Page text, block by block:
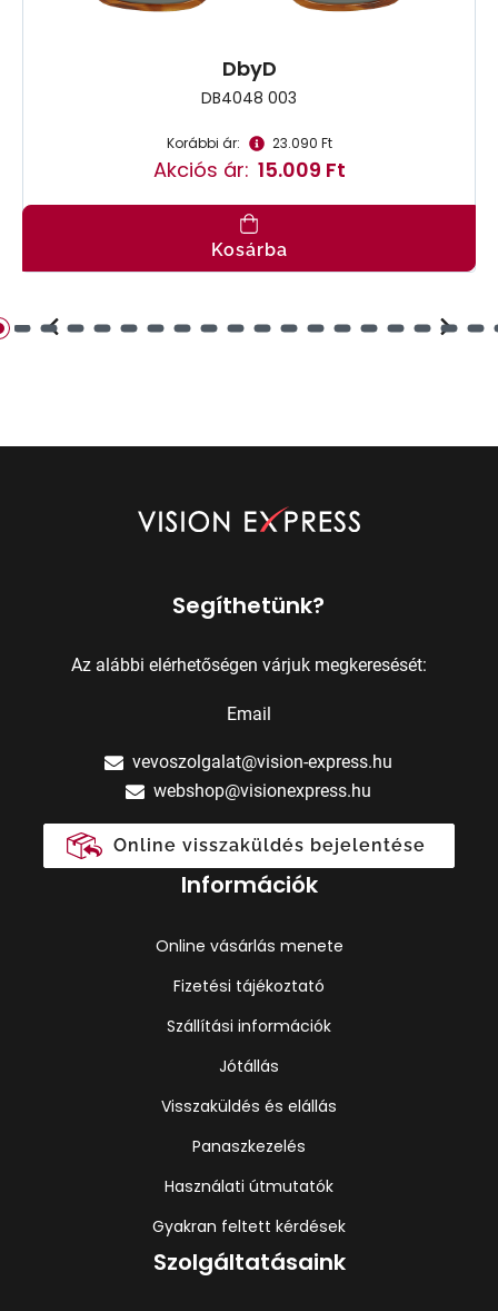
DbyD
DB4048 003
Korábbi ár: 23.090 Ft
Akciós ár: 15.009 Ft
Kosárba
Segíthetünk?
Az alábbi elérhetőségen várjuk megkeresését:
Email
vevoszolgalat@vision-express.hu
webshop@visionexpress.hu
Online visszaküldés bejelentése
Információk
Online vásárlás menete
Fizetési tájékoztató
Szállítási információk
Jótállás
Visszaküldés és elállás
Panaszkezelés
Használati útmutatók
Gyakran feltett kérdések
Szolgáltatásaink